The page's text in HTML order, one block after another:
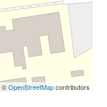
©OpenStreetMapcontributors